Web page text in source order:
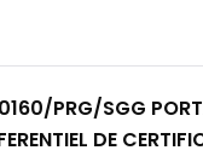
PRG/SGG
DE